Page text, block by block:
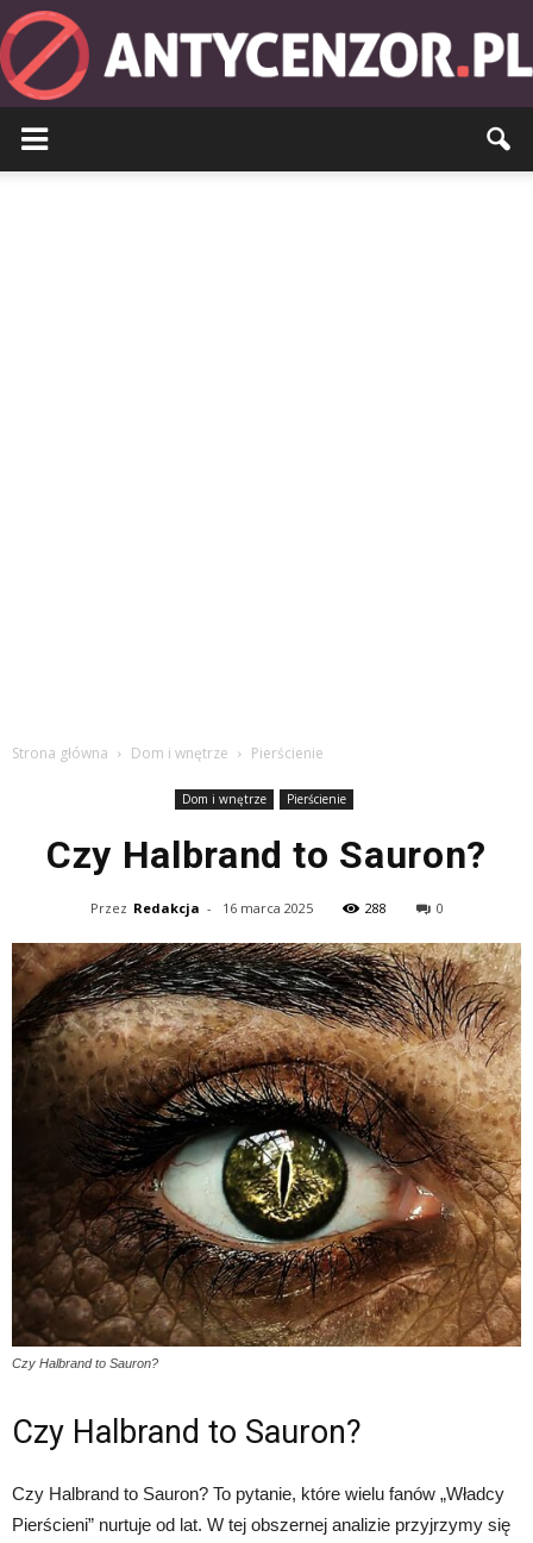
Strona główna Dom i wnętrze Pierścienie
Dom i wnętrze Pierścienie
Czy Halbrand to Sauron?
Przez Redakcja - 16 marca 2025 288 0
Czy Halbrand to Sauron?
Czy Halbrand to Sauron?
Czy Halbrand to Sauron? To pytanie, które wielu fanów „Władcy
Pierścieni” nurtuje od lat. W tej obszernej analizie przyjrzymy się